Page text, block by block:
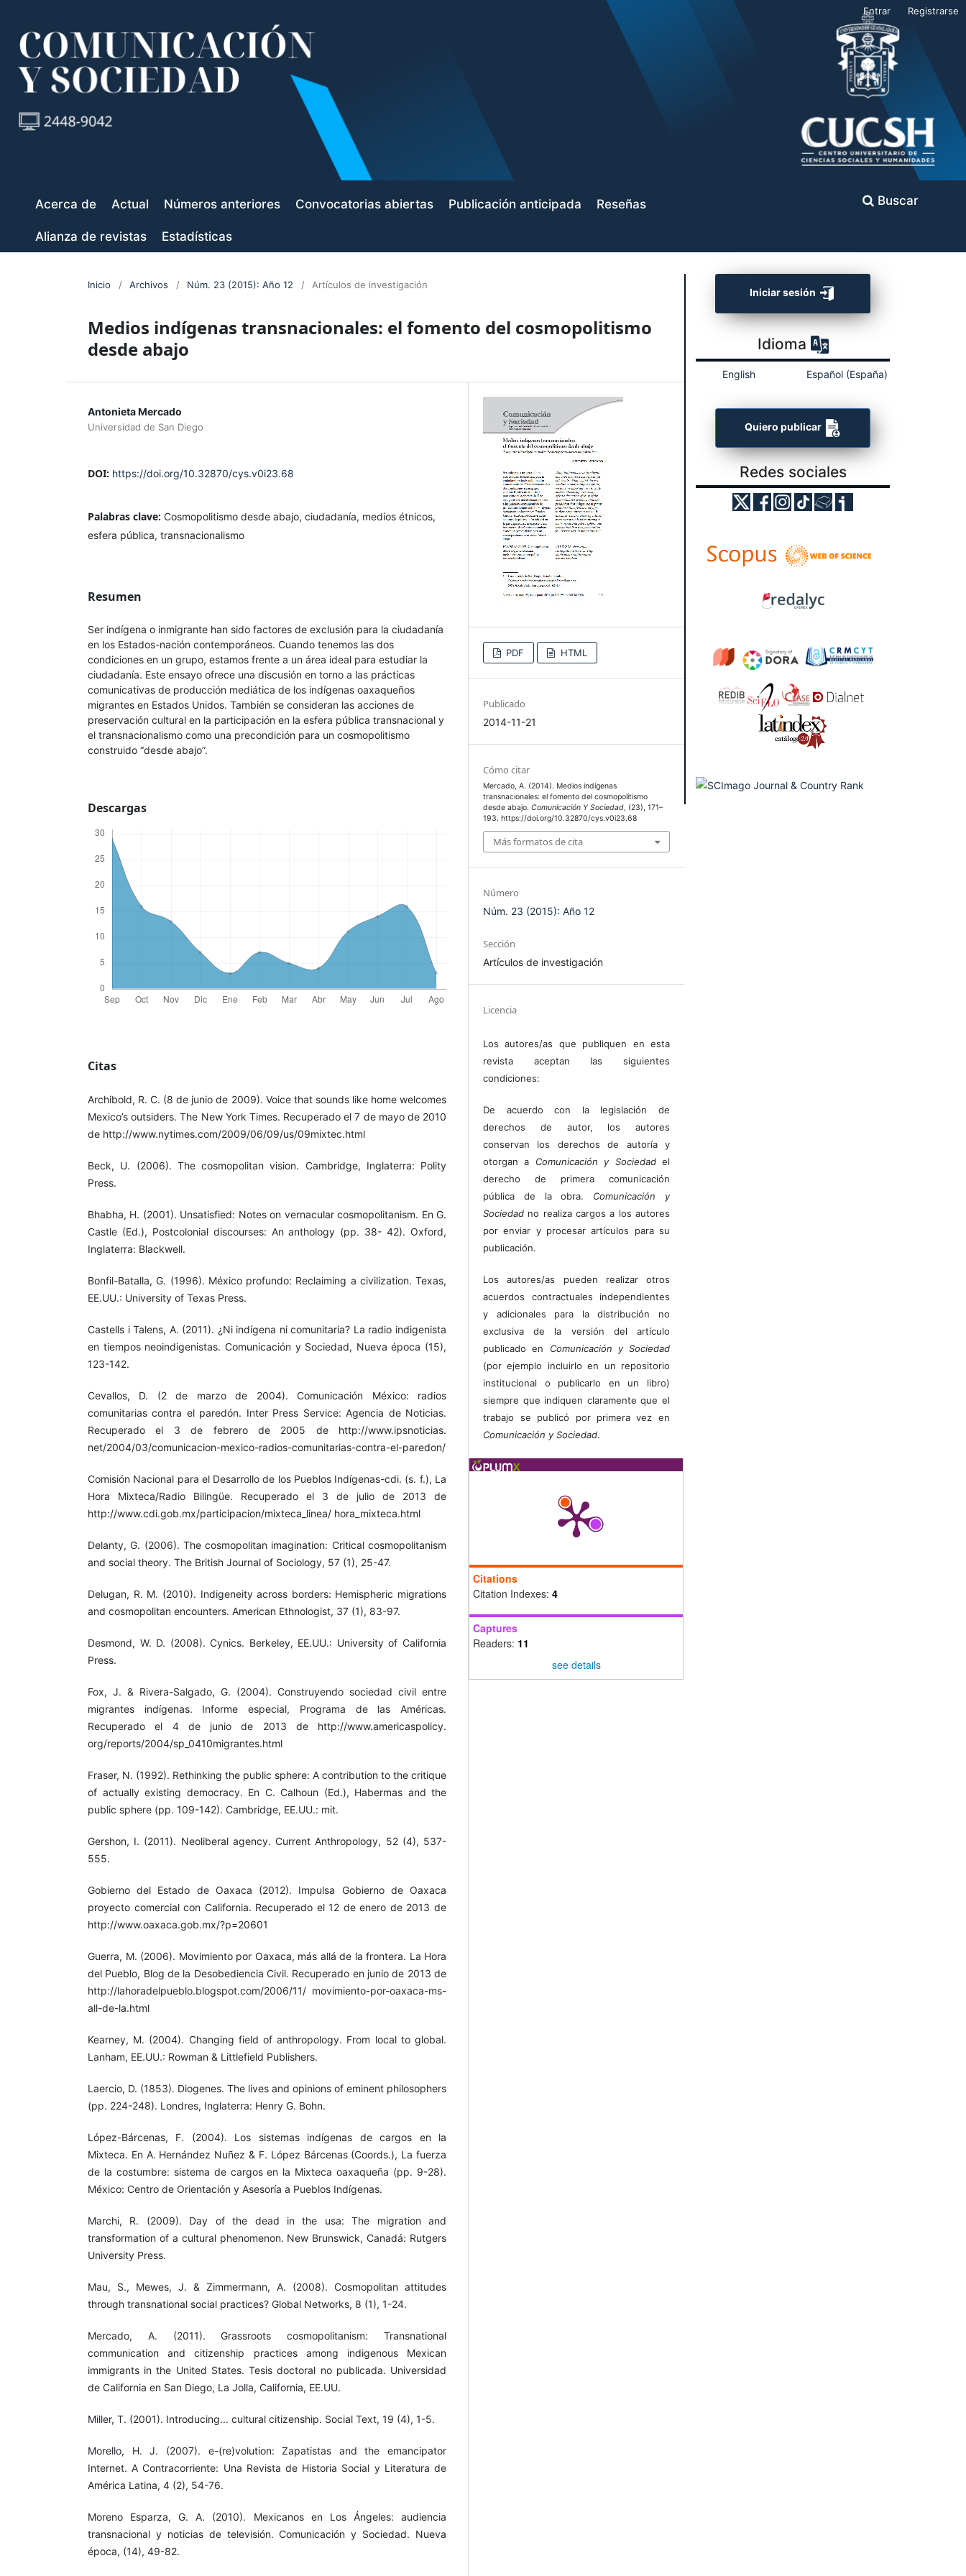
Acerca de Actual Números anteriores Convocatorias abiertas Publicación anticipada Reseñas
Alianza de revistas Estadísticas
Buscar
Entrar Registrarse
Inicio / Archivos / Núm. 23 (2015): Año 12 / Artículos de investigación
Medios indígenas transnacionales: el fomento del cosmopolitismo
desde abajo
Antonieta Mercado
Universidad de San Diego
DOI: https://doi.org/10.32870/cys.v0i23.68
Palabras clave: Cosmopolitismo desde abajo, ciudadanía, medios étnicos,
esfera pública, transnacionalismo
Resumen
Ser indígena o inmigrante han sido factores de exclusión para la ciudadanía
en los Estados-nación contemporáneos. Cuando tenemos las dos
condiciones en un grupo, estamos frente a un área ideal para estudiar la
ciudadanía. Este ensayo ofrece una discusión en torno a las prácticas
comunicativas de producción mediática de los indígenas oaxaqueños
migrantes en Estados Unidos. También se consideran las acciones de
preservación cultural en la participación en la esfera pública transnacional y
el transnacionalismo como una precondición para un cosmopolitismo
construido “desde abajo”.
Descargas
Citas
Archibold, R. C. (8 de junio de 2009). Voice that sounds like home welcomes
Mexico’s outsiders. The New York Times. Recuperado el 7 de mayo de 2010
de http://www.nytimes.com/2009/06/09/us/09mixtec.html
Beck, U. (2006). The cosmopolitan vision. Cambridge, Inglaterra: Polity
Press.
Bhabha, H. (2001). Unsatisfied: Notes on vernacular cosmopolitanism. En G.
Castle (Ed.), Postcolonial discourses: An anthology (pp. 38- 42). Oxford,
Inglaterra: Blackwell.
Bonfil-Batalla, G. (1996). México profundo: Reclaiming a civilization. Texas,
EE.UU.: University of Texas Press.
Castells i Talens, A. (2011). ¿Ni indígena ni comunitaria? La radio indigenista
en tiempos neoindigenistas. Comunicación y Sociedad, Nueva época (15),
123-142.
Cevallos, D. (2 de marzo de 2004). Comunicación México: radios
comunitarias contra el paredón. Inter Press Service: Agencia de Noticias.
Recuperado el 3 de febrero de 2005 de http://www.ipsnoticias.
net/2004/03/comunicacion-mexico-radios-comunitarias-contra-el-paredon/
Comisión Nacional para el Desarrollo de los Pueblos Indígenas-cdi. (s. f.), La
Hora Mixteca/Radio Bilingüe. Recuperado el 3 de julio de 2013 de
http://www.cdi.gob.mx/participacion/mixteca_linea/ hora_mixteca.html
Delanty, G. (2006). The cosmopolitan imagination: Critical cosmopolitanism
and social theory. The British Journal of Sociology, 57 (1), 25-47.
Delugan, R. M. (2010). Indigeneity across borders: Hemispheric migrations
and cosmopolitan encounters. American Ethnologist, 37 (1), 83-97.
Desmond, W. D. (2008). Cynics. Berkeley, EE.UU.: University of California
Press.
Fox, J. & Rivera-Salgado, G. (2004). Construyendo sociedad civil entre
migrantes indígenas. Informe especial, Programa de las Américas.
Recuperado el 4 de junio de 2013 de http://www.americaspolicy.
org/reports/2004/sp_0410migrantes.html
Fraser, N. (1992). Rethinking the public sphere: A contribution to the critique
of actually existing democracy. En C. Calhoun (Ed.), Habermas and the
public sphere (pp. 109-142). Cambridge, EE.UU.: mit.
Gershon, I. (2011). Neoliberal agency. Current Anthropology, 52 (4), 537-
555.
Gobierno del Estado de Oaxaca (2012). Impulsa Gobierno de Oaxaca
proyecto comercial con California. Recuperado el 12 de enero de 2013 de
http://www.oaxaca.gob.mx/?p=20601
Guerra, M. (2006). Movimiento por Oaxaca, más allá de la frontera. La Hora
del Pueblo, Blog de la Desobediencia Civil. Recuperado en junio de 2013 de
http://lahoradelpueblo.blogspot.com/2006/11/ movimiento-por-oaxaca-ms-
all-de-la.html
Kearney, M. (2004). Changing field of anthropology. From local to global.
Lanham, EE.UU.: Rowman & Littlefield Publishers.
Laercio, D. (1853). Diogenes. The lives and opinions of eminent philosophers
(pp. 224-248). Londres, Inglaterra: Henry G. Bohn.
López-Bárcenas, F. (2004). Los sistemas indígenas de cargos en la
Mixteca. En A. Hernández Nuñez & F. López Bárcenas (Coords.), La fuerza
de la costumbre: sistema de cargos en la Mixteca oaxaqueña (pp. 9-28).
México: Centro de Orientación y Asesoría a Pueblos Indígenas.
Marchi, R. (2009). Day of the dead in the usa: The migration and
transformation of a cultural phenomenon. New Brunswick, Canadá: Rutgers
University Press.
Mau, S., Mewes, J. & Zimmermann, A. (2008). Cosmopolitan attitudes
through transnational social practices? Global Networks, 8 (1), 1-24.
Mercado, A. (2011). Grassroots cosmopolitanism: Transnational
communication and citizenship practices among indigenous Mexican
immigrants in the United States. Tesis doctoral no publicada. Universidad
de California en San Diego, La Jolla, California, EE.UU.
Miller, T. (2001). Introducing... cultural citizenship. Social Text, 19 (4), 1-5.
Morello, H. J. (2007). e-(re)volution: Zapatistas and the emancipator
Internet. A Contracorriente: Una Revista de Historia Social y Literatura de
América Latina, 4 (2), 54-76.
Moreno Esparza, G. A. (2010). Mexicanos en Los Ángeles: audiencia
transnacional y noticias de televisión. Comunicación y Sociedad. Nueva
época, (14), 49-82.
PDF HTML
Publicado
2014-11-21
Cómo citar
Mercado, A. (2014). Medios indígenas
transnacionales: el fomento del cosmopolitismo
desde abajo.Comunicación Y Sociedad, (23), 171–
193. https://doi.org/10.32870/cys.v0i23.68
Más formatos de cita
Número
Núm. 23 (2015): Año 12
Sección
Artículos de investigación
Licencia
Los autores/as que publiquen en esta
revista aceptan las siguientes
condiciones:
De acuerdo con la legislación de
derechos de autor, los autores
conservan los derechos de autoría y
otorgan a Comunicación y Sociedadel
derecho de primera comunicación
pública de la obra. Comunicación y
Sociedad no realiza cargos a los autores
por enviar y procesar artículos para su
publicación.
Los autores/as pueden realizar otros
acuerdos contractuales independientes
y adicionales para la distribución no
exclusiva de la versión del artículo
publicado en Comunicación y Sociedad
(por ejemplo incluirlo en un repositorio
institucional o publicarlo en un libro)
siempre que indiquen claramente que el
trabajo se publicó por primera vez en
Comunicación y Sociedad.
Citations
Citation Indexes: 4
Captures
Readers: 11
see details
Iniciar sesión
Idioma
English Español (España)
Quiero publicar
Redes sociales